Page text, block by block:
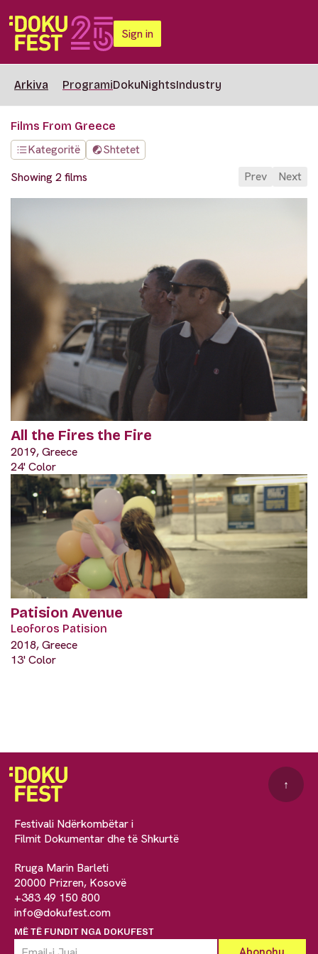
Sign in
Arkiva ProgramiDokuNightsIndustry
Films From Greece
Kategoritë
Shtetet
Showing 2 films
Prev Next
All the Fires the Fire
2019, Greece
24' Color
Patision Avenue
Leoforos Patision
2018, Greece
13' Color
Festivali Ndërkombëtar i
Filmit Dokumentar dhe të Shkurtë
Rruga Marin Barleti
20000 Prizren, Kosovë
+383 49 150 800
info@dokufest.com
MË TË FUNDIT NGA DOKUFEST
↑